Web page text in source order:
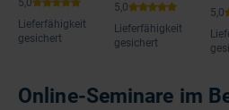
Lieferfähigkeit
gesichert
Lieferfähigkeit
gesichert
Online-Seminare im